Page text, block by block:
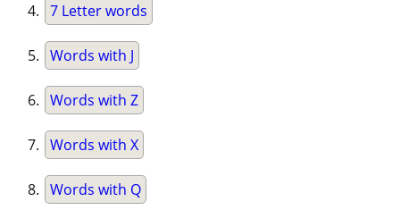
7 Letter words
Words with J
Words with Z
Words with X
Words with Q